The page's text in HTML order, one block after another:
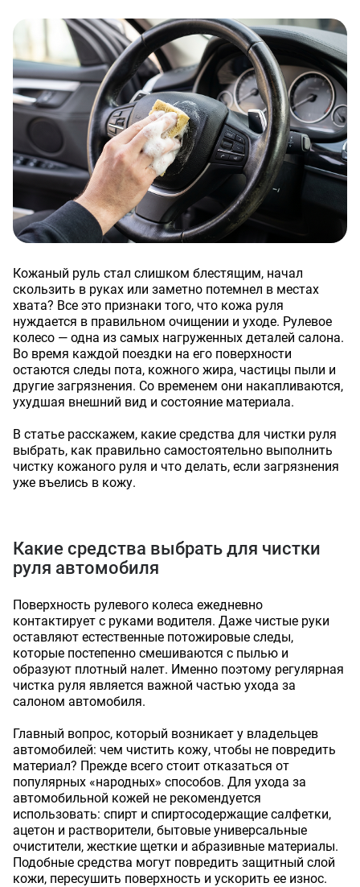
Кожаный руль стал слишком блестящим, начал
скользить в руках или заметно потемнел в местах
хвата? Все это признаки того, что кожа руля
нуждается в правильном очищении и уходе. Рулевое
колесо — одна из самых нагруженных деталей салона.
Во время каждой поездки на его поверхности
остаются следы пота, кожного жира, частицы пыли и
другие загрязнения. Со временем они накапливаются,
ухудшая внешний вид и состояние материала.
В статье расскажем, какие средства для чистки руля
выбрать, как правильно самостоятельно выполнить
чистку кожаного руля и что делать, если загрязнения
уже въелись в кожу.
Какие средства выбрать для чистки
руля автомобиля
Поверхность рулевого колеса ежедневно
контактирует с руками водителя. Даже чистые руки
оставляют естественные потожировые следы,
которые постепенно смешиваются с пылью и
образуют плотный налет. Именно поэтому регулярная
чистка руля является важной частью ухода за
салоном автомобиля.
Главный вопрос, который возникает у владельцев
автомобилей: чем чистить кожу, чтобы не повредить
материал? Прежде всего стоит отказаться от
популярных «народных» способов. Для ухода за
автомобильной кожей не рекомендуется
использовать: спирт и спиртосодержащие салфетки,
ацетон и растворители, бытовые универсальные
очистители, жесткие щетки и абразивные материалы.
Подобные средства могут повредить защитный слой
кожи, пересушить поверхность и ускорить ее износ.